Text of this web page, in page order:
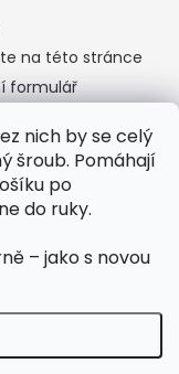
nich by se celý
šroub. Pomáhají
po
do ruky.
– jako s novou
na této stránce
formulář
Upravit nastavení